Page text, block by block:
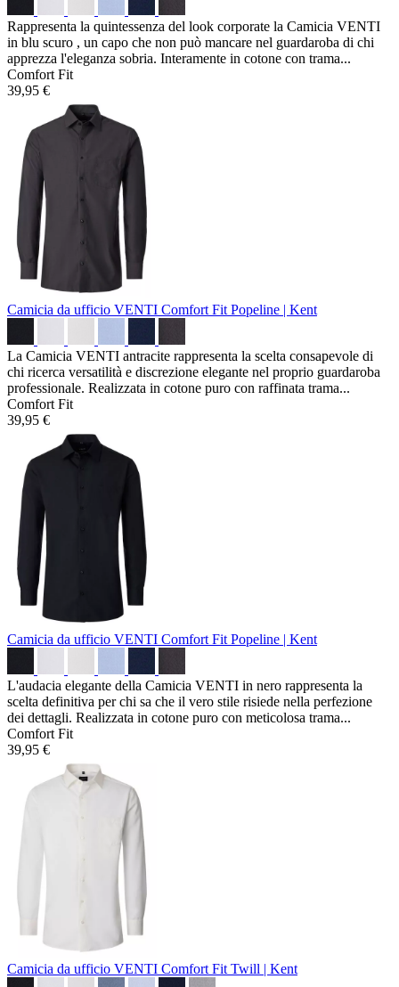
Rappresenta la quintessenza del look corporate la Camicia VENTI
in blu scuro , un capo che non può mancare nel guardaroba di chi
apprezza l'eleganza sobria. Interamente in cotone con trama...
Comfort Fit
39,95 €
Camicia da ufficio VENTI Comfort Fit Popeline | Kent
La Camicia VENTI antracite rappresenta la scelta consapevole di
chi ricerca versatilità e discrezione elegante nel proprio guardaroba
professionale. Realizzata in cotone puro con raffinata trama...
Comfort Fit
39,95 €
Camicia da ufficio VENTI Comfort Fit Popeline | Kent
L'audacia elegante della Camicia VENTI in nero rappresenta la
scelta definitiva per chi sa che il vero stile risiede nella perfezione
dei dettagli. Realizzata in cotone puro con meticolosa trama...
Comfort Fit
39,95 €
Camicia da ufficio VENTI Comfort Fit Twill | Kent